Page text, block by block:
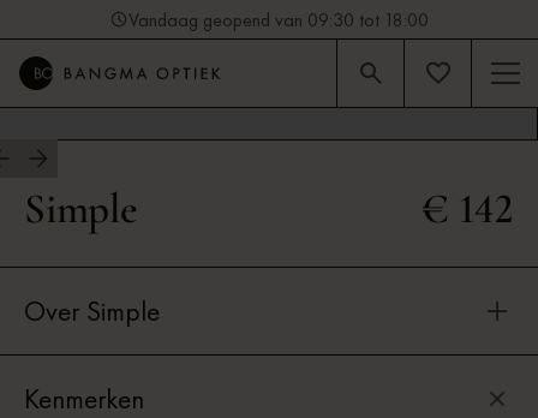
Vandaag geopend van 09:30 tot 18:00
4.9
Beoordeling op Google (92)
Simple € 142
Over Simple
Kenmerken